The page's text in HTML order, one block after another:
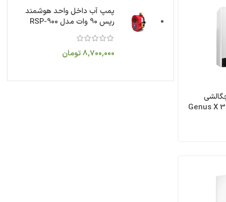
پمپ آب داخل واحد هوشمند
رپس 90 وات مدل RSP-900
8,700,000تومان